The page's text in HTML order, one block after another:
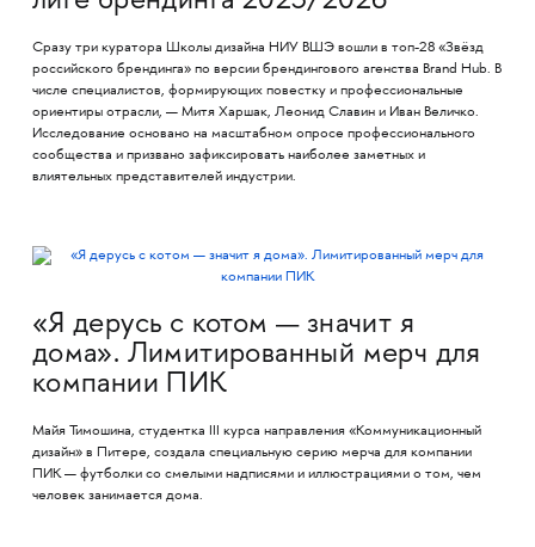
Сразу три куратора Школы дизайна НИУ ВШЭ вошли в топ-28 «Звёзд
российского брендинга» по версии брендингового агенства Brand Hub. В
числе специалистов, формирующих повестку и профессиональные
ориентиры отрасли, — Митя Харшак, Леонид Славин и Иван Величко.
Исследование основано на масштабном опросе профессионального
сообщества и призвано зафиксировать наиболее заметных и
влиятельных представителей индустрии.
«Я дерусь с котом — значит я
дома». Лимитированный мерч для
компании ПИК
Майя Тимошина, студентка III курса направления «Коммуникационный
дизайн» в Питере, создала специальную серию мерча для компании
ПИК — футболки со смелыми надписями и иллюстрациями о том, чем
человек занимается дома.